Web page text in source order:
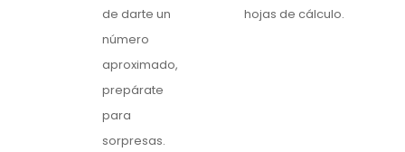
de darte un
número
aproximado,
prepárate
para
sorpresas.
hojas de cálculo.